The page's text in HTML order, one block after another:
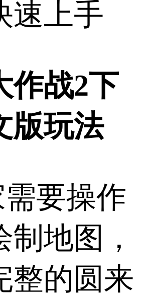
速上手
作战2下
版玩法
需要操作
地图，
整的圆来